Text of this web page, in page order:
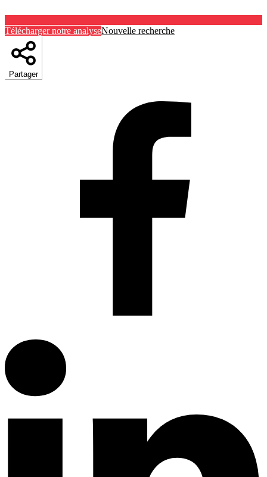
Télécharger notre analyseNouvelle recherche
Partager